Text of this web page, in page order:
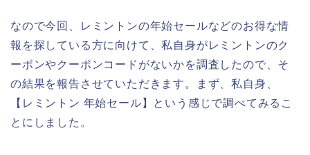
なので今回、レミントンの年始セールなどのお得な情
報を探している方に向けて、私自身がレミントンのク
ーポンやクーポンコードがないかを調査したので、そ
の結果を報告させていただきます。まず、私自身、
【レミントン 年始セール】という感じで調べてみるこ
とにしました。